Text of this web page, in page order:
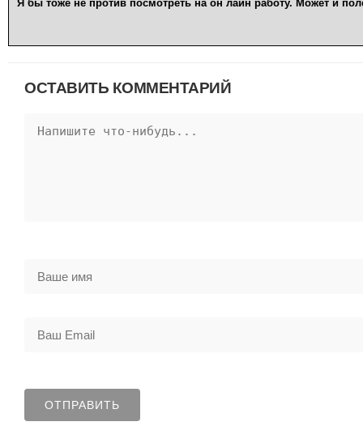
Я бы тоже не против посмотреть на он лайн работу. Может и
ОСТАВИТЬ КОММЕНТАРИЙ